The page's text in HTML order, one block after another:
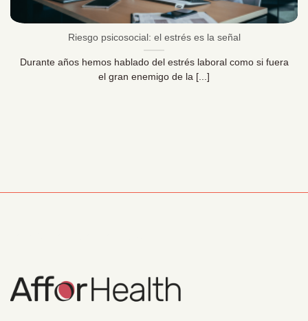
Riesgo psicosocial: el estrés es la señal
Durante años hemos hablado del estrés laboral como si fuera
el gran enemigo de la [...]